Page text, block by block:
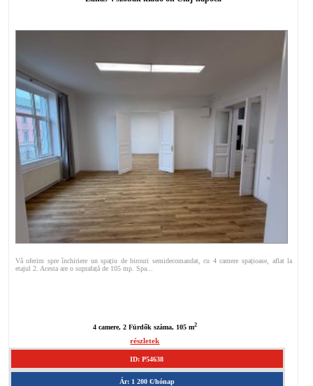
Vă oferim spre închiriere un spațiu de birouri semidecomandat, cu 4 camere spațioase, aflat la
etajul 2. Acesta are o suprafață de 105 mp. Spa...
4 camere, 2 Fürdők száma, 105 m2
részletek
ID: P54638
Ár: 1 200 €/hónap